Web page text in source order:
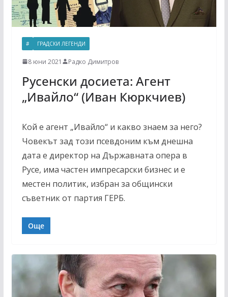
# ГРАДСКИ ЛЕГЕНДИ
8 юни 2021 Радко Димитров
Русенски досиета: Агент
„Ивайло“ (Иван Кюркчиев)
Кой е агент „Ивайло“ и какво знаем за него?
Човекът зад този псевдоним към днешна
дата е директор на Държавната опера в
Русе, има частен импресарски бизнес и е
местен политик, избран за общински
съветник от партия ГЕРБ.
Още